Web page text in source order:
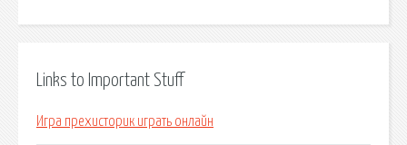
Links to Important Stuff
Игра прехисторик играть онлайн